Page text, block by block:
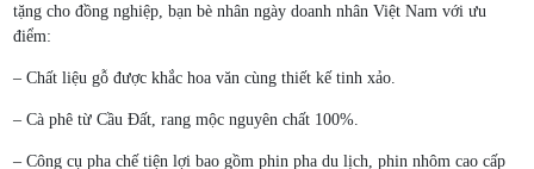
tặng cho đồng nghiệp, bạn bè nhân ngày doanh nhân Việt Nam với ưu
điểm:
– Chất liệu gỗ được khắc hoa văn cùng thiết kế tinh xảo.
– Cà phê từ Cầu Đất, rang mộc nguyên chất 100%.
– Công cụ pha chế tiện lợi bao gồm phin pha du lịch, phin nhôm cao cấp